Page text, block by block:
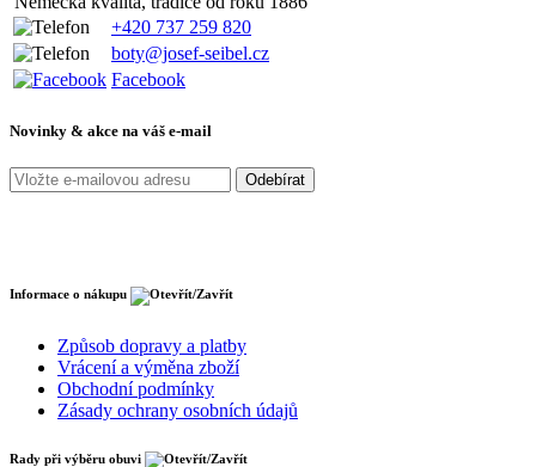
+420 737 259 820
boty@josef-seibel.cz
Facebook
Novinky & akce na váš e-mail
Informace o nákupu
Způsob dopravy a platby
Vrácení a výměna zboží
Obchodní podmínky
Zásady ochrany osobních údajů
Rady při výběru obuvi